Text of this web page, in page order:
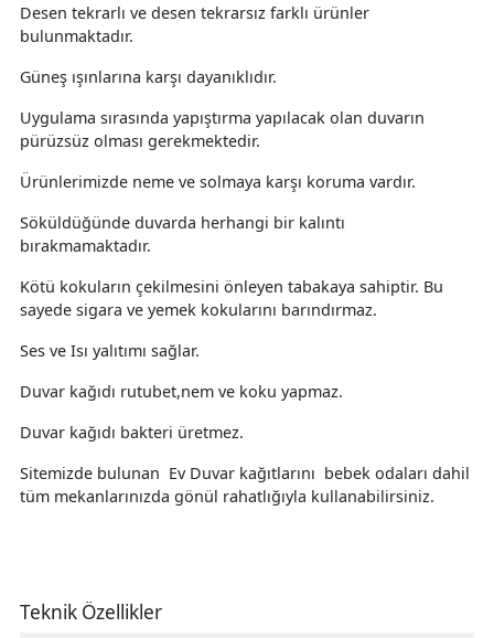
Desen tekrarlı ve desen tekrarsız farklı ürünler
bulunmaktadır.
Güneş ışınlarına karşı dayanıklıdır.
Uygulama sırasında yapıştırma yapılacak olan duvarın
pürüzsüz olması gerekmektedir.
Ürünlerimizde neme ve solmaya karşı koruma vardır.
Söküldüğünde duvarda herhangi bir kalıntı
bırakmamaktadır.
Kötü kokuların çekilmesini önleyen tabakaya sahiptir. Bu
sayede sigara ve yemek kokularını barındırmaz.
Ses ve Isı yalıtımı sağlar.
Duvar kağıdı rutubet,nem ve koku yapmaz.
Duvar kağıdı bakteri üretmez.
Sitemizde bulunan Ev Duvar kağıtlarını bebek odaları dahil
tüm mekanlarınızda gönül rahatlığıyla kullanabilirsiniz.
Teknik Özellikler